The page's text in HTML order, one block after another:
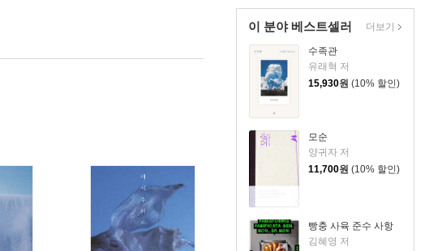
이 분야 베스트셀러
수족관
유래혁 저
15,930원 (10% 할인)
모순
양귀자 저
11,700원 (10% 할인)
빵충 사육 준수 사항
김혜영 저
더보기